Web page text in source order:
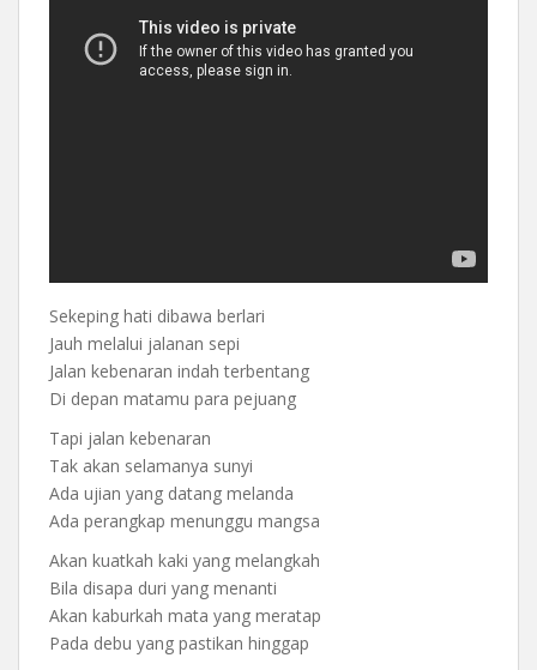
Sekeping hati dibawa berlari
Jauh melalui jalanan sepi
Jalan kebenaran indah terbentang
Di depan matamu para pejuang
Tapi jalan kebenaran
Tak akan selamanya sunyi
Ada ujian yang datang melanda
Ada perangkap menunggu mangsa
Akan kuatkah kaki yang melangkah
Bila disapa duri yang menanti
Akan kaburkah mata yang meratap
Pada debu yang pastikan hinggap